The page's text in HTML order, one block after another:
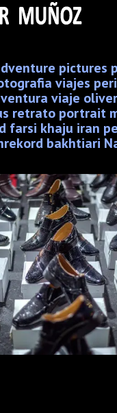
pictures
viajes
viaje
retrato portrait
farsi khaju iran
bakhtiari